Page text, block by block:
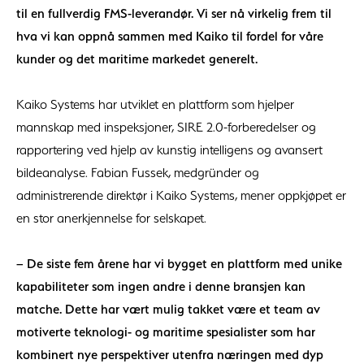
til en fullverdig FMS-leverandør. Vi ser nå virkelig frem til
hva vi kan oppnå sammen med Kaiko til fordel for våre
kunder og det maritime markedet generelt.
Kaiko Systems har utviklet en plattform som hjelper
mannskap med inspeksjoner, SIRE 2.0-forberedelser og
rapportering ved hjelp av kunstig intelligens og avansert
bildeanalyse. Fabian Fussek, medgründer og
administrerende direktør i Kaiko Systems, mener oppkjøpet er
en stor anerkjennelse for selskapet.
– De siste fem årene har vi bygget en plattform med unike
kapabiliteter som ingen andre i denne bransjen kan
matche. Dette har vært mulig takket være et team av
motiverte teknologi- og maritime spesialister som har
kombinert nye perspektiver utenfra næringen med dyp